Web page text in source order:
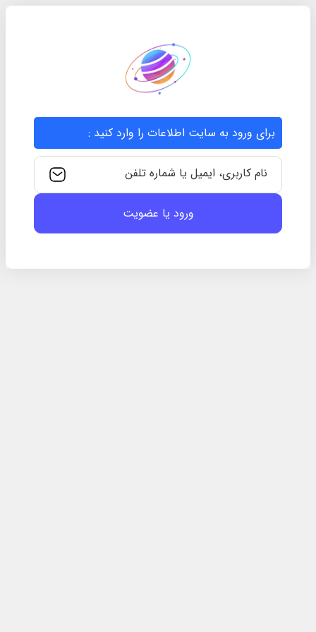
برای ورود به سایت اطلاعات را وارد کنید :
نام کاربری، ایمیل یا شماره تلفن